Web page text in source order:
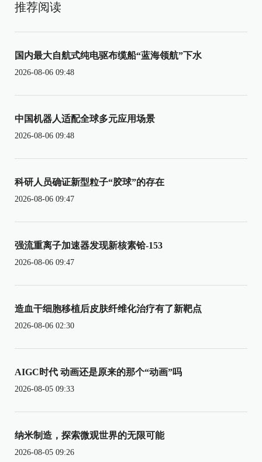
推荐阅读
国内最大自航式纯电驱布缆船“蓝海领航”下水
2026-08-06 09:48
中国机器人适配全球多元应用场景
2026-08-06 09:48
科研人员确证新型粒子“胶球”的存在
2026-08-06 09:47
强流重离子加速器发现新核素铪-153
2026-08-06 09:47
造血干细胞移植后皮肤纤维化治疗有了新靶点
2026-08-06 02:30
AIGC时代 动画还是原来的那个“动画”吗
2026-08-05 09:33
纳米制造，探索微观世界的无限可能
2026-08-05 09:26